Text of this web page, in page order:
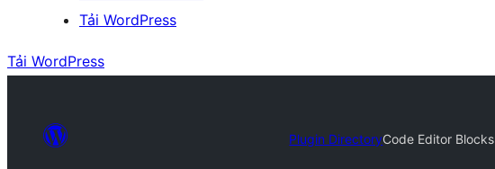
Tải WordPress
Tải WordPress
Plugin DirectoryCode Editor Blocks